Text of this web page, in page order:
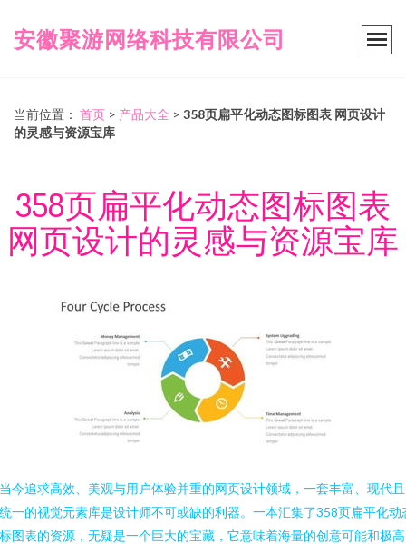
安徽聚游网络科技有限公司
当前位置： 首页 > 产品大全 > 358页扁平化动态图标图表 网页设计
的灵感与资源宝库
358页扁平化动态图标图表
网页设计的灵感与资源宝库
今追求高效、美观与用户体验并重的网页设计领域，一套丰富、现代
一的视觉元素库是设计师不可或缺的利器。一本汇集了358页扁平化动
图表的资源，无疑是一个巨大的宝藏，它意味着海量的创意可能和极